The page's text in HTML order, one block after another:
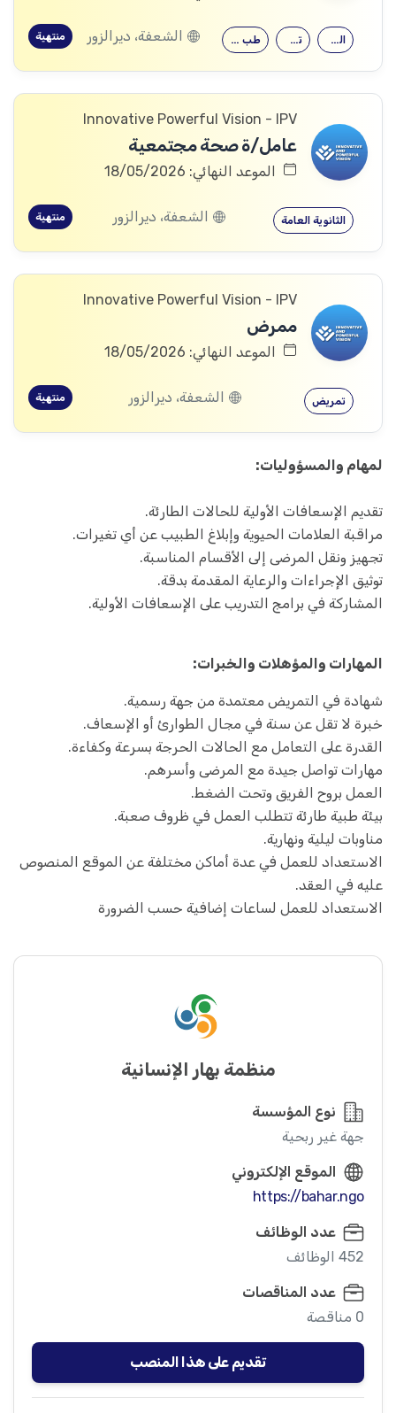
طب التغذية تمريض الصيدلة الشعفة، ديرالزور منتهية
Innovative Powerful Vision - IPV
عامل/ة صحة مجتمعية
الموعد النهائي: 18/05/2026
الثانوية العامة الشعفة، ديرالزور منتهية
Innovative Powerful Vision - IPV
ممرض
الموعد النهائي: 18/05/2026
تمريض الشعفة، ديرالزور منتهية
لمهام والمسؤوليات:
تقديم الإسعافات الأولية للحالات الطارئة.
مراقبة العلامات الحيوية وإبلاغ الطبيب عن أي تغيرات.
تجهيز ونقل المرضى إلى الأقسام المناسبة.
توثيق الإجراءات والرعاية المقدمة بدقة.
المشاركة في برامج التدريب على الإسعافات الأولية.
المهارات والمؤهلات والخبرات:
شهادة في التمريض معتمدة من جهة رسمية.
خبرة لا تقل عن سنة في مجال الطوارئ أو الإسعاف.
القدرة على التعامل مع الحالات الحرجة بسرعة وكفاءة.
مهارات تواصل جيدة مع المرضى وأسرهم.
العمل بروح الفريق وتحت الضغط.
بيئة طبية طارئة تتطلب العمل في ظروف صعبة.
مناوبات ليلية ونهارية.
الاستعداد للعمل في عدة أماكن مختلفة عن الموقع المنصوص
عليه في العقد.
الاستعداد للعمل لساعات إضافية حسب الضرورة
منظمة بهار الإنسانية
نوع المؤسسة
جهة غير ربحية
الموقع الإلكتروني
https://bahar.ngo
عدد الوظائف
452 الوظائف
عدد المناقصات
0 مناقصة
تقديم على هذا المنصب